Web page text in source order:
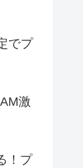
でプ
激
！プ